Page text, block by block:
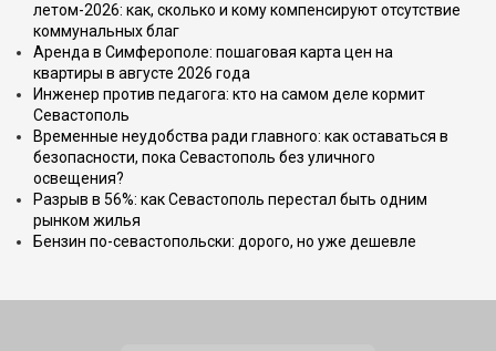
летом-2026: как, сколько и кому компенсируют отсутствие
коммунальных благ
Аренда в Симферополе: пошаговая карта цен на
квартиры в августе 2026 года
Инженер против педагога: кто на самом деле кормит
Севастополь
Временные неудобства ради главного: как оставаться в
безопасности, пока Севастополь без уличного
освещения?
Разрыв в 56%: как Севастополь перестал быть одним
рынком жилья
Бензин по-севастопольски: дорого, но уже дешевле